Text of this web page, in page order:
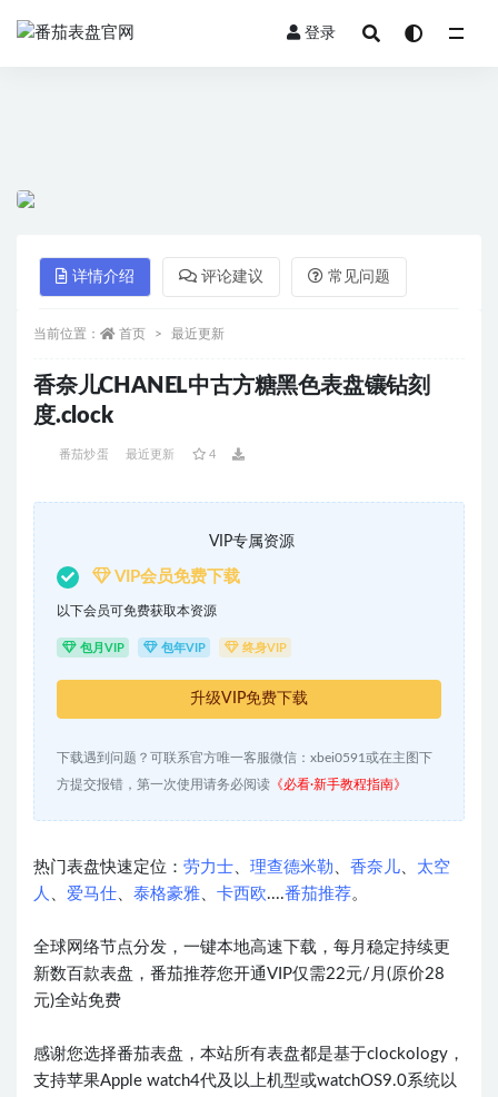
登录
详情介绍 评论建议 常见问题
当前位置： 首页 最近更新
香奈儿CHANEL中古方糖黑色表盘镶钻刻
度.clock
番茄炒蛋 最近更新 4
VIP专属资源
VIP会员免费下载
以下会员可免费获取本资源
包月VIP 包年VIP 终身VIP
升级VIP免费下载
下载遇到问题？可联系官方唯一客服微信：xbei0591或在主图下
方提交报错，第一次使用请务必阅读 《必看·新手教程指南》
热门表盘快速定位： 劳力士 理查德米勒 香奈儿
太空
人
爱马仕 泰格豪雅 卡西欧....番茄推荐。
全球网络节点分发，一键本地高速下载，每月稳定持续更
新数百款表盘，番茄推荐您开通VIP仅需22元/月(原价28
元)全站免费
感谢您选择番茄表盘，本站所有表盘都是基于clockology，
支持苹果Apple watch4代及以上机型或watchOS9.0系统以